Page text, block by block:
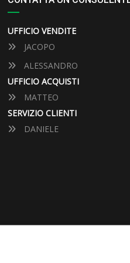
UFFICIO VENDITE
JACOPO
ALESSANDRO
UFFICIO ACQUISTI
MATTEO
SERVIZIO CLIENTI
DANIELE